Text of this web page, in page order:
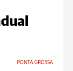
PONTA GROSSA